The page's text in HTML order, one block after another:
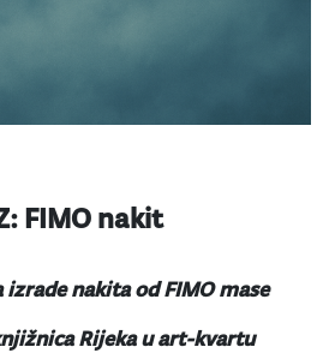
FIMO nakit
nakita od FIMO mase
Rijeka u art-kvartu